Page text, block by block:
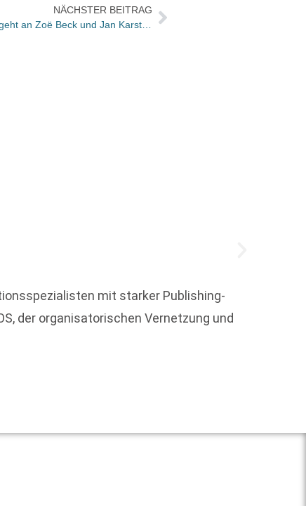
NÄCHSTER BEITRAG
Der K.-H. Zillmer-Verlegerpreis 2024 geht an Zoë Beck und Jan Karsten
mit starker Publishing-
der organisatorischen Vernetzung und